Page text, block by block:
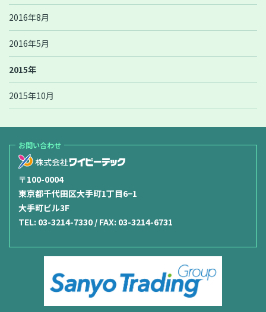
2016年8月
2016年5月
2015年
2015年10月
お問い合わせ
〒100-0004
東京都千代田区大手町1丁目6−1
大手町ビル3F
TEL: 03-3214-7330 / FAX: 03-3214-6731